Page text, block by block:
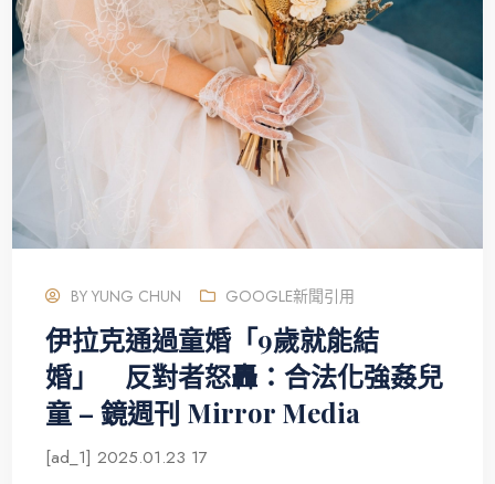
BYYUNG CHUN GOOGLE新聞引用
伊拉克通過童婚「9歲就能結
婚」 反對者怒轟：合法化強姦兒
童 – 鏡週刊 Mirror Media
[ad_1] 2025.01.23 17